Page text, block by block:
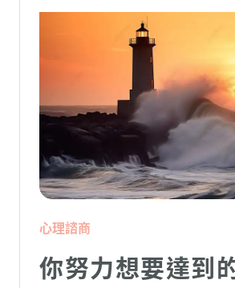
心理諮商
你努力想要達到